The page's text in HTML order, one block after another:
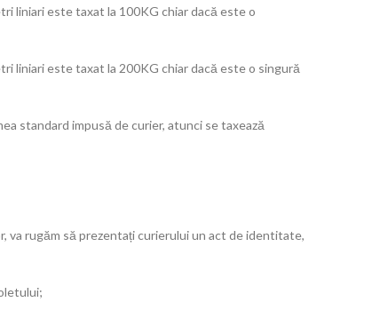
liniari este taxat la 100KG chiar dacă este o
liniari este taxat la 200KG chiar dacă este o singură
standard impusă de curier, atunci se taxează
va rugăm să prezentați curierului un act de identitate,